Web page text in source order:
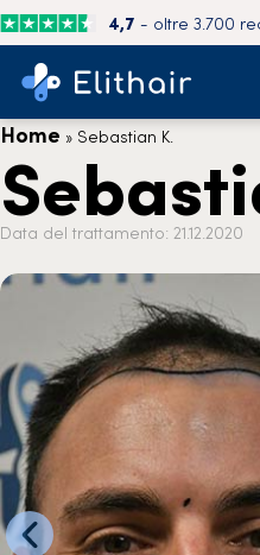
4,7 - oltre 3.700
Home » Sebastian K.
Data del trattamento: 21.12.2020